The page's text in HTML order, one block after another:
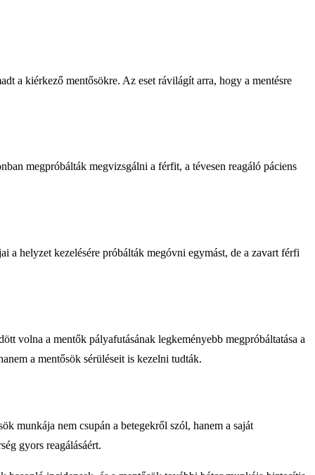
a kiérkező mentősökre. Az eset rávilágít arra, hogy a mentésre
megpróbálták megvizsgálni a férfit, a tévesen reagáló páciens
a helyzet kezelésére próbálták megóvni egymást, de a zavart férfi
volna a mentők pályafutásának legkeményebb megpróbáltatása a
a mentősök sérüléseit is kezelni tudták.
munkája nem csupán a betegekről szól, hanem a saját
gyors reagálásáért.